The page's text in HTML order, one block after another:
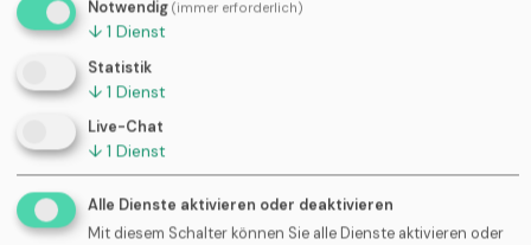
🏃 Praktische Pflege
Arztbesuche begleiten
Einkäufe übernehmen
Haushalt unterstützen
Körperpflege
Nachts ansprechbar sein
Notwendig (immer erforderlich)
↓ 1 Dienst
Statistik
↓ 1 Dienst
Live-Chat
↓ 1 Dienst
Alle Dienste aktivieren oder deaktivieren
Mit diesem Schalter können Sie alle Dienste aktivieren oder